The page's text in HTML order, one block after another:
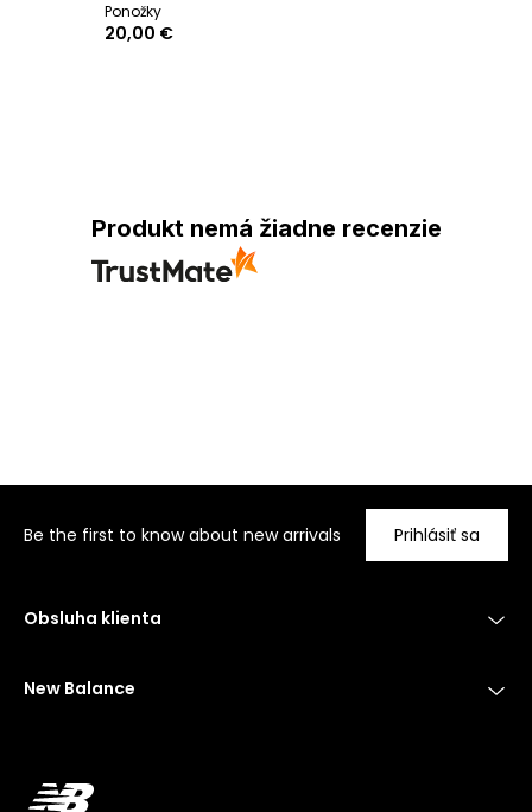
Ponožky
20,00 €
Produkt nemá žiadne recenzie
Be the first to know about new arrivals Prihlásiť sa
Obsluha klienta
New Balance